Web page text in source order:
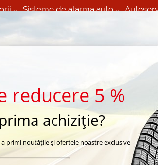
Sisteme de alarma auto
reducere 5 %
achiziție?
primi noutățile și ofertele noastre exclusive